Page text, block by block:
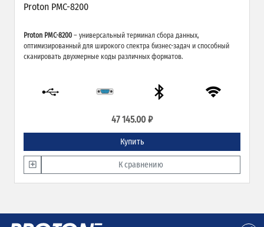
Proton PMC-8200
Proton PMC-8200 – универсальный терминал сбора данных,
оптимизированный для широкого спектра бизнес-задач и способный
сканировать двухмерные коды различных форматов.
47 145.00 ₽
Купить
К сравнению